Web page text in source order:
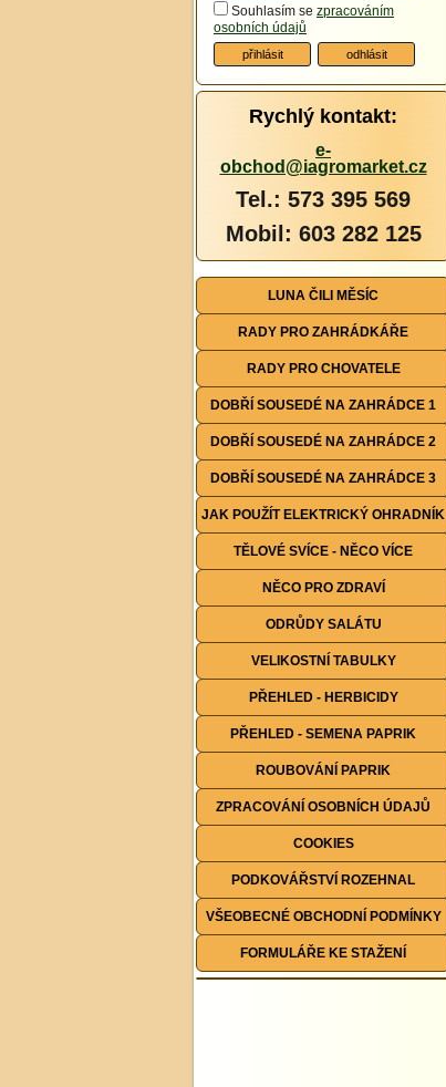
Souhlasím se zpracováním
osobních údajů
Rychlý kontakt:
e-
obchod@iagromarket.cz
Tel.: 573 395 569
Mobil: 603 282 125
LUNA ČILI MĚSÍC
RADY PRO ZAHRÁDKÁŘE
RADY PRO CHOVATELE
DOBŘÍ SOUSEDÉ NA ZAHRÁDCE 1
DOBŘÍ SOUSEDÉ NA ZAHRÁDCE 2
DOBŘÍ SOUSEDÉ NA ZAHRÁDCE 3
JAK POUŽÍT ELEKTRICKÝ OHRADNÍK
TĚLOVÉ SVÍCE - NĚCO VÍCE
NĚCO PRO ZDRAVÍ
ODRŮDY SALÁTU
VELIKOSTNÍ TABULKY
PŘEHLED - HERBICIDY
PŘEHLED - SEMENA PAPRIK
ROUBOVÁNÍ PAPRIK
ZPRACOVÁNÍ OSOBNÍCH ÚDAJŮ
COOKIES
PODKOVÁŘSTVÍ ROZEHNAL
VŠEOBECNÉ OBCHODNÍ PODMÍNKY
FORMULÁŘE KE STAŽENÍ